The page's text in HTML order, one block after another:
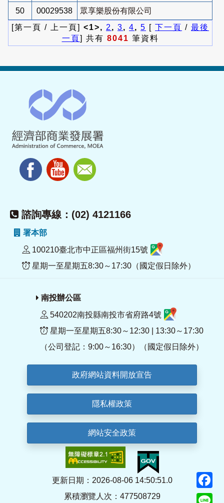
50 00029538
眾享樂股份有限公司
[第一頁 / 上一頁] <1>, 2 , 3, 4, 5 [ 下一頁 / 最後
一頁] 共有 8041 筆資料
諮詢專線：(02) 4121166
署本部
100210臺北市中正區福州街15號
星期一至星期五8:30～17:30（國定假日除外）
南投辦公區
540202南投縣南投市省府路4號
星期一至星期五8:30～12:30 | 13:30～17:30
（公司登記：9:00～16:30）（國定假日除外）
政府網站資料開放宣告
隱私權政策
網站安全政策
更新日期：2026-08-06 14:50:51.0
累積瀏覽人次：477508729